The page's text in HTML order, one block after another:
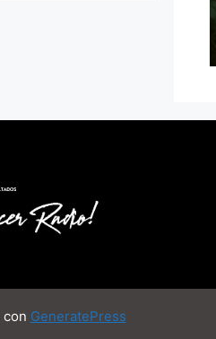
con GeneratePress